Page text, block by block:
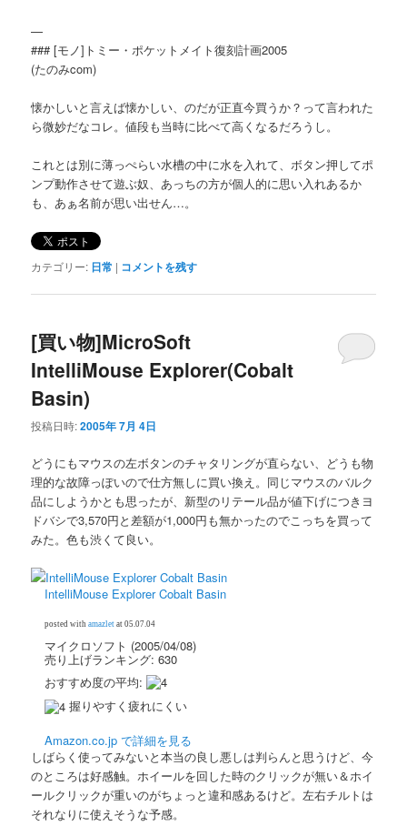
—
### [モノ]トミー・ポケットメイト復刻計画2005
(たのみcom)
懐かしいと言えば懐かしい、のだが正直今買うか？って言われた
ら微妙だなコレ。値段も当時に比べて高くなるだろうし。
これとは別に薄っぺらい水槽の中に水を入れて、ボタン押してポ
ンプ動作させて遊ぶ奴、あっちの方が個人的に思い入れあるか
も、あぁ名前が思い出せん…。
カテゴリー: 日常 | コメントを残す
[買い物]MicroSoft
IntelliMouse Explorer(Cobalt
Basin)
投稿日時:2005年 7月 4日
どうにもマウスの左ボタンのチャタリングが直らない、どうも物
理的な故障っぽいので仕方無しに買い換え。同じマウスのバルク
品にしようかとも思ったが、新型のリテール品が値下げにつきヨ
ドバシで3,570円と差額が1,000円も無かったのでこっちを買って
みた。色も渋くて良い。
IntelliMouse Explorer Cobalt Basin
posted withamazlet at 05.07.04
マイクロソフト (2005/04/08)
売り上げランキング: 630
おすすめ度の平均:
握りやすく疲れにくい
Amazon.co.jp で詳細を見る
しばらく使ってみないと本当の良し悪しは判らんと思うけど、今
のところは好感触。ホイールを回した時のクリックが無い＆ホイ
ールクリックが重いのがちょっと違和感あるけど。左右チルトは
それなりに使えそうな予感。